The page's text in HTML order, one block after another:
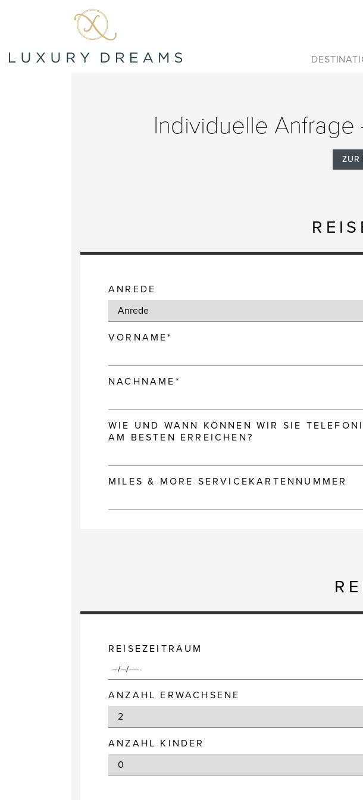
Individuelle Anfrage
ZUR
ANREDE
VORNAME*
NACHNAME*
WIE UND WANN KÖNNEN WIR SIE
AM BESTEN ERREICHEN?
MILES & MORE SERVICEKARTENNUMMER
REISEZEITRAUM
ANZAHL ERWACHSENE
ANZAHL KINDER